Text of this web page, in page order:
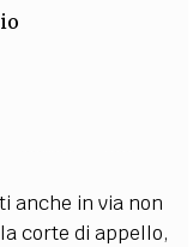
anche in via non
corte di appello,